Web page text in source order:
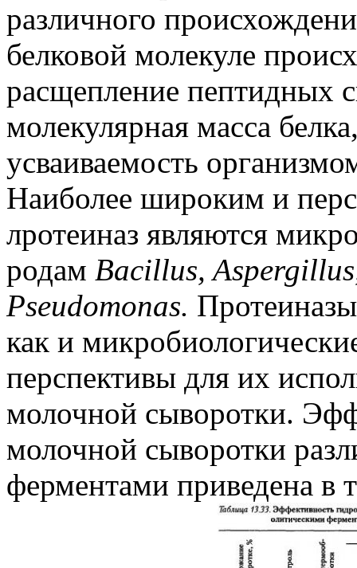
различного
белковой молекуле
расщепление пептидных
молекулярная масса
усваиваемость
Наиболее широким и
лротеиназ являются
родам Bacillus,
Pseudomonas.
как и
перспективы для их
молочной сыворотки.
молочной сыворотки
ферментами приведена в